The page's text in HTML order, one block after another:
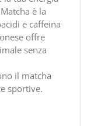
è la
e caffeina
offre
senza
il matcha
sportive.